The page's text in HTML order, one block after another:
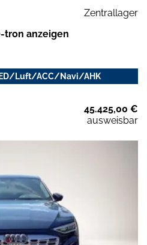
Zentrallager
tron anzeigen
Luft/ACC/Navi/AHK
45.425,00 €
ausweisbar